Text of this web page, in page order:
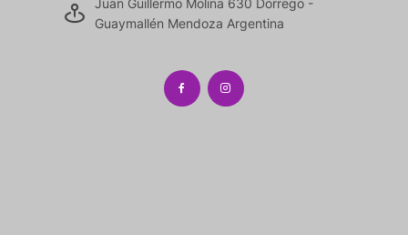
Juan Guillermo Molina 630 Dorrego -
Guaymallén Mendoza Argentina